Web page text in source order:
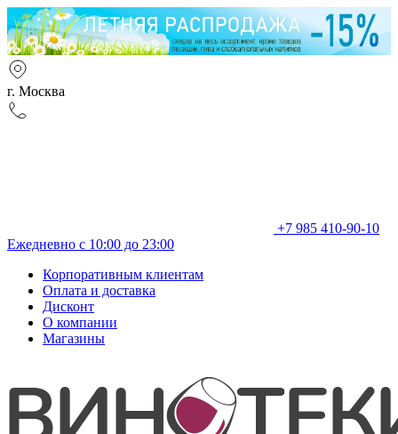
г. Москва
+7 985 410-90-10
Ежедневно с 10:00 до 23:00
Корпоративным клиентам
Оплата и доставка
Дисконт
О компании
Магазины